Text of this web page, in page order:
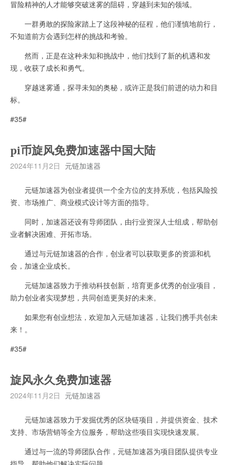
冒险精神的人才能够突破迷雾的阻碍，穿越到未知的领域。
一群勇敢的探险家踏上了这段神秘的征程，他们谨慎地前行，
不知道前方会遇到怎样的挑战和考验。
然而，正是在这种未知和挑战中，他们找到了新的机遇和发
现，收获了成长和勇气。
穿越迷雾通，探寻未知的奥秘，或许正是我们前进的动力和目
标。
#35#
pi币旋风免费加速器中国大陆
2024年11月2日 元链加速器
元链加速器为创业者提供一个全方位的支持系统，包括风险投
资、市场推广、商业模式设计等方面的指导。
同时，加速器还设有导师团队，由行业资深人士组成，帮助创
业者解决困难、开拓市场。
通过与元链加速器的合作，创业者可以获取更多的资源和机
会，加速企业成长。
元链加速器致力于推动科技创新，培育更多优秀的创业项目，
助力创业者实现梦想，共同创造更美好的未来。
如果您有创业想法，欢迎加入元链加速器，让我们携手共创未
来！。
#35#
旋风永久免费加速器
2024年11月2日 元链加速器
元链加速器致力于发掘优秀的区块链项目，并提供资金、技术
支持、市场营销等全方位服务，帮助这些项目实现快速发展。
通过与一流的导师团队合作，元链加速器为项目团队提供专业